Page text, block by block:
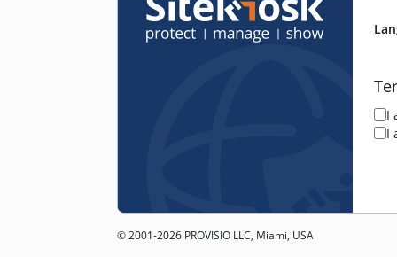
I
I
© 2001-2026 PROVISIO LLC, Miami, USA